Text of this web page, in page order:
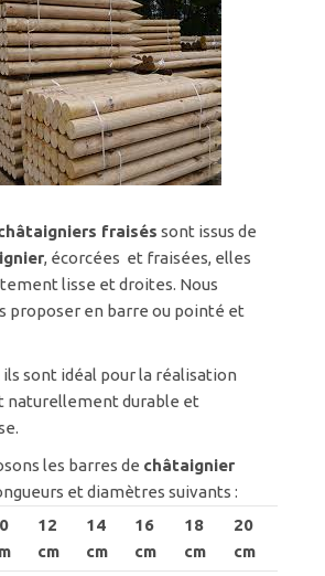
fraisés sont issus de
, écorcées et fraisées, elles
lisse et droites. Nous
proposer en barre ou pointé et
ils sont idéal pour la réalisation
naturellement durable et
les barres de châtaignier
et diamètres suivants :
12
cm
14
cm
16
cm
18
cm
20
cm